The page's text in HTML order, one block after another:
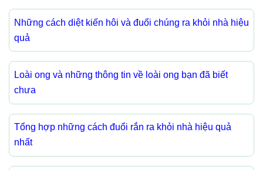
Những cách diệt kiến hôi và đuổi chúng ra khỏi nhà hiệu
quả
Loài ong và những thông tin về loài ong bạn đã biết
chưa
Tổng hợp những cách đuổi rắn ra khỏi nhà hiệu quả
nhất